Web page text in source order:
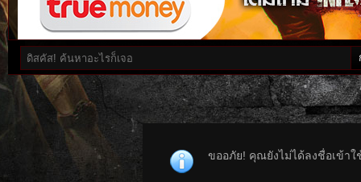
ขออภัย! คุณยังไม่ได้ลงชื่อเข้า